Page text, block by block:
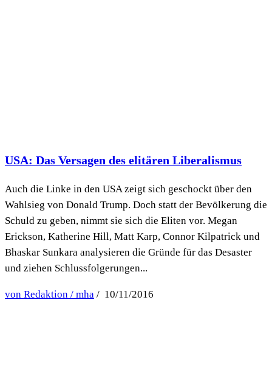
USA: Das Versagen des elitären Liberalismus
Auch die Linke in den USA zeigt sich geschockt über den
Wahlsieg von Donald Trump. Doch statt der Bevölkerung die
Schuld zu geben, nimmt sie sich die Eliten vor. Megan
Erickson, Katherine Hill, Matt Karp, Connor Kilpatrick und
Bhaskar Sunkara analysieren die Gründe für das Desaster
und ziehen Schlussfolgerungen...
von Redaktion / mha / 10/11/2016